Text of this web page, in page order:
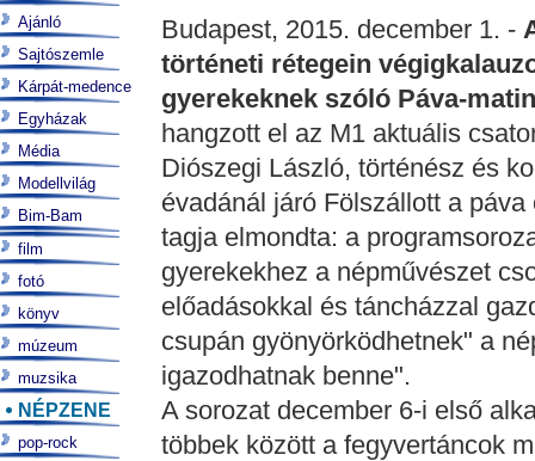
Budapest, 2015. december 1. -
történeti rétegein
gyerekeknek szóló Páva-
hangzott el az M1 aktuális
Diószegi László, történész és
évadánál járó Fölszállott a
tagja elmondta: a
gyerekekhez a népművészet
előadásokkal és táncházzal
csupán gyönyörködhetnek" a
igazodhatnak benne".
A sorozat december 6-i első
többek között a fegyvertáncok
Ajánló
Sajtószemle
Kárpát-medence
Egyházak
Média
Modellvilág
Bim-Bam
film
fotó
könyv
múzeum
muzsika
NÉPZENE
pop-rock